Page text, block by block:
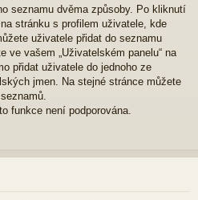
seznamu dvěma způsoby. Po kliknutí
stránku s profilem uživatele, kde
uživatele přidat do seznamu
ve vašem „Uživatelském panelu“ na
přidat uživatele do jednoho ze
jmen. Na stejné stránce můžete
funkce není podporována.